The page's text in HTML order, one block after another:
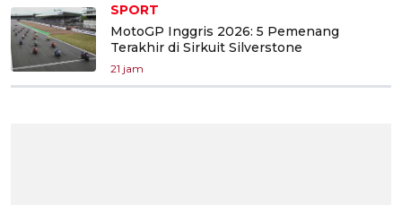
SPORT
MotoGP Inggris 2026: 5 Pemenang
Terakhir di Sirkuit Silverstone
21 jam